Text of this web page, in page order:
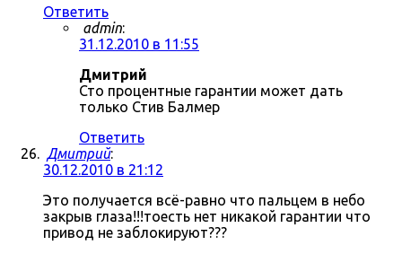
Ответить
admin:
31.12.2010 в 11:55
Дмитрий
Сто процентные гарантии может дать
только Стив Балмер
Ответить
Дмитрий:
30.12.2010 в 21:12
Это получается всё-равно что пальцем в небо
закрыв глаза!!!тоесть нет никакой гарантии что
привод не заблокируют???